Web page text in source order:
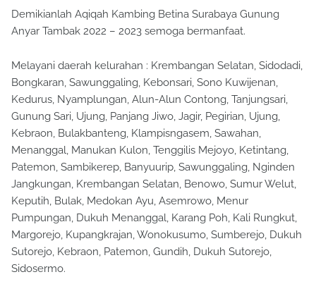
Demikianlah Aqiqah Kambing Betina Surabaya Gunung
Anyar Tambak 2022 – 2023 semoga bermanfaat.
Melayani daerah kelurahan : Krembangan Selatan, Sidodadi,
Bongkaran, Sawunggaling, Kebonsari, Sono Kuwijenan,
Kedurus, Nyamplungan, Alun-Alun Contong, Tanjungsari,
Gunung Sari, Ujung, Panjang Jiwo, Jagir, Pegirian, Ujung,
Kebraon, Bulakbanteng, Klampisngasem, Sawahan,
Menanggal, Manukan Kulon, Tenggilis Mejoyo, Ketintang,
Patemon, Sambikerep, Banyuurip, Sawunggaling, Nginden
Jangkungan, Krembangan Selatan, Benowo, Sumur Welut,
Keputih, Bulak, Medokan Ayu, Asemrowo, Menur
Pumpungan, Dukuh Menanggal, Karang Poh, Kali Rungkut,
Margorejo, Kupangkrajan, Wonokusumo, Sumberejo, Dukuh
Sutorejo, Kebraon, Patemon, Gundih, Dukuh Sutorejo,
Sidosermo.